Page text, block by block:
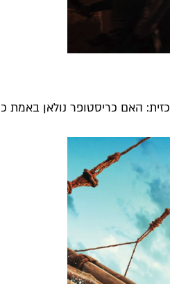
האם כריסטופר נולאן באמת